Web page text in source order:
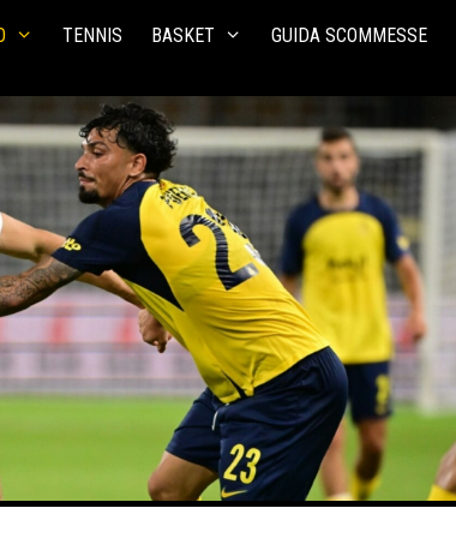
TENNIS BASKET GUIDA SCOMMESSE